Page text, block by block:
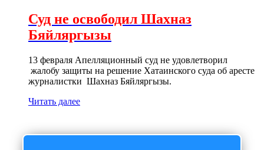
Суд не освободил Шахназ
Бяйляргызы
13 февраля Апелляционный суд не удовлетворил
жалобу защиты на решение Хатаинского суда об аресте
журналистки Шахназ Бяйляргызы.
Читать далее